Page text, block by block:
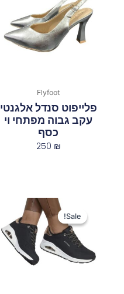
Flyfoot
פלייפוט סנדל אלגנטי
עקב גבוה מפתחי וי
כסף
250 ₪
Sale!
Sale!
המחיר
המקורי
היה:
400 ₪.
הנוכחי
הוא:
259 ₪.